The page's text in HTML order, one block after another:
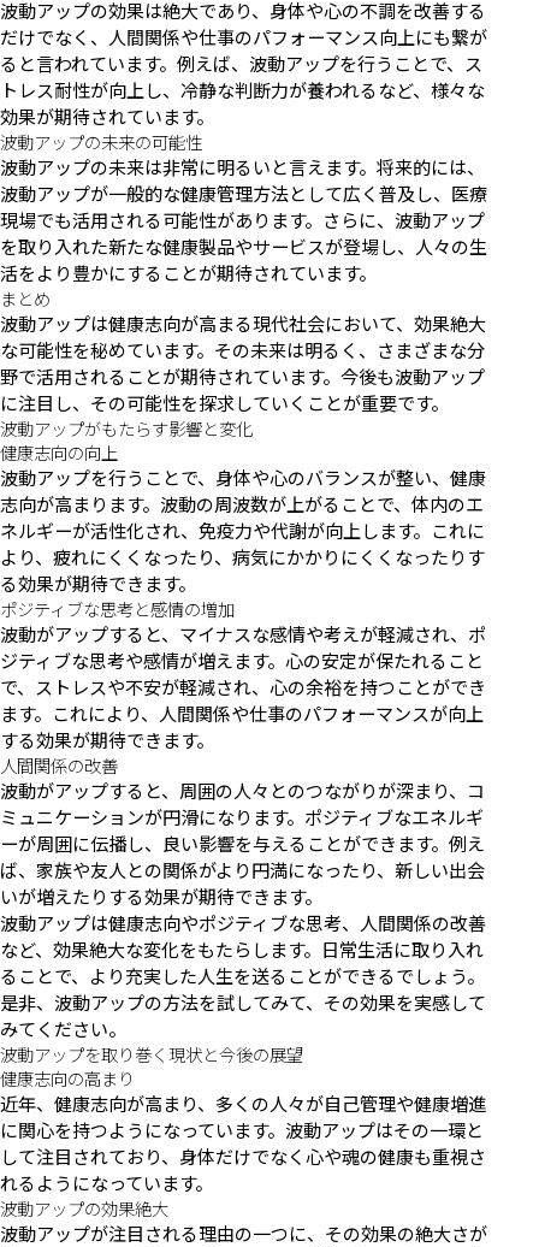
波動アップの効果は絶大であり、身体や心の不調を改善する
だけでなく、人間関係や仕事のパフォーマンス向上にも繋が
ると言われています。例えば、波動アップを行うことで、ス
トレス耐性が向上し、冷静な判断力が養われるなど、様々な
効果が期待されています。
波動アップの未来の可能性
波動アップの未来は非常に明るいと言えます。将来的には、
波動アップが一般的な健康管理方法として広く普及し、医療
現場でも活用される可能性があります。さらに、波動アップ
を取り入れた新たな健康製品やサービスが登場し、人々の生
活をより豊かにすることが期待されています。
まとめ
波動アップは健康志向が高まる現代社会において、効果絶大
な可能性を秘めています。その未来は明るく、さまざまな分
野で活用されることが期待されています。今後も波動アップ
に注目し、その可能性を探求していくことが重要です。
波動アップがもたらす影響と変化
健康志向の向上
波動アップを行うことで、身体や心のバランスが整い、健康
志向が高まります。波動の周波数が上がることで、体内のエ
ネルギーが活性化され、免疫力や代謝が向上します。これに
より、疲れにくくなったり、病気にかかりにくくなったりす
る効果が期待できます。
ポジティブな思考と感情の増加
波動がアップすると、マイナスな感情や考えが軽減され、ポ
ジティブな思考や感情が増えます。心の安定が保たれること
で、ストレスや不安が軽減され、心の余裕を持つことができ
ます。これにより、人間関係や仕事のパフォーマンスが向上
する効果が期待できます。
人間関係の改善
波動がアップすると、周囲の人々とのつながりが深まり、コ
ミュニケーションが円滑になります。ポジティブなエネルギ
ーが周囲に伝播し、良い影響を与えることができます。例え
ば、家族や友人との関係がより円満になったり、新しい出会
いが増えたりする効果が期待できます。
波動アップは健康志向やポジティブな思考、人間関係の改善
など、効果絶大な変化をもたらします。日常生活に取り入れ
ることで、より充実した人生を送ることができるでしょう。
是非、波動アップの方法を試してみて、その効果を実感して
みてください。
波動アップを取り巻く現状と今後の展望
健康志向の高まり
近年、健康志向が高まり、多くの人々が自己管理や健康増進
に関心を持つようになっています。波動アップはその一環と
して注目されており、身体だけでなく心や魂の健康も重視さ
れるようになっています。
波動アップの効果絶大
波動アップが注目される理由の一つに、その効果の絶大さが